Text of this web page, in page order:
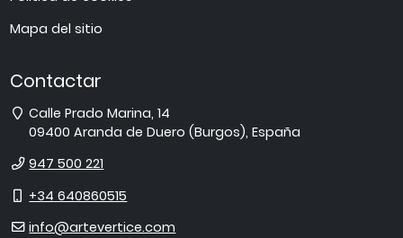
Mapa del sitio
Contactar
Dirección
Calle Prado Marina, 14
09400 Aranda de Duero (Burgos),España
Teléfono
947 500 221
Móvil
+34 640860515
E-
info@artevertice.com